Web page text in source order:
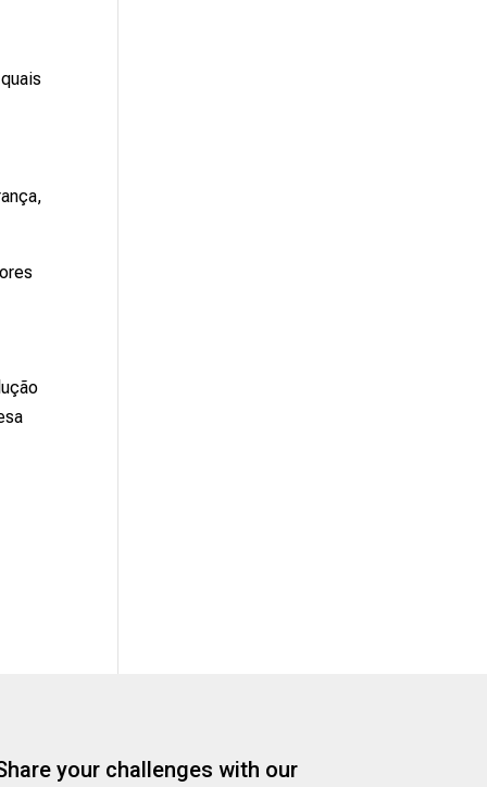
your challenges with our